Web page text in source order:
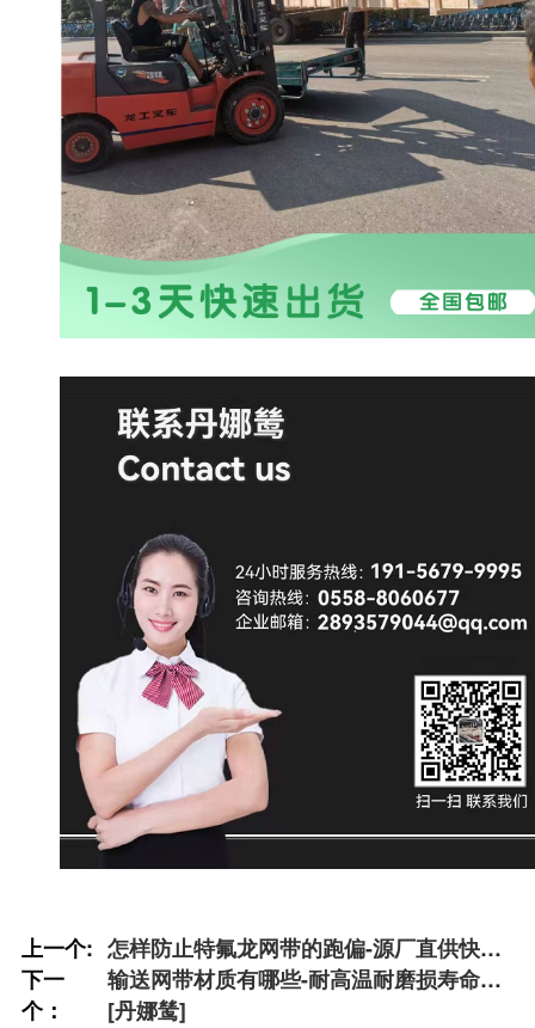
上一个: 怎样防止特氟龙网带的跑偏-源厂直供快速
解决[丹娜鸶]
下一
个：
输送网带材质有哪些-耐高温耐磨损寿命长
[丹娜鸶]